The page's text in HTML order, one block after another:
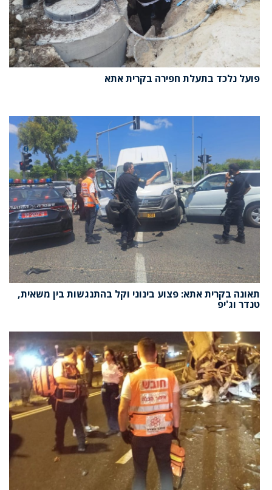
פועל נלכד בתעלת חפירה בקרית אתא
תאונה בקרית אתא: פצוע בינוני וקל בהתנגשות בין משאית,
טנדר וג'יפ